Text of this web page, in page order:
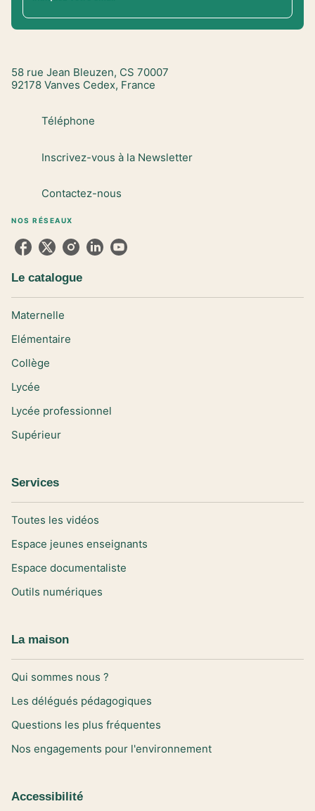
58 rue Jean Bleuzen, CS 70007
92178 Vanves Cedex, France
Téléphone
Inscrivez-vous à la Newsletter
Contactez-nous
NOS RÉSEAUX
Le catalogue
Maternelle
Elémentaire
Collège
Lycée
Lycée professionnel
Supérieur
Services
Toutes les vidéos
Espace jeunes enseignants
Espace documentaliste
Outils numériques
La maison
Qui sommes nous ?
Les délégués pédagogiques
Questions les plus fréquentes
Nos engagements pour l'environnement
Accessibilité